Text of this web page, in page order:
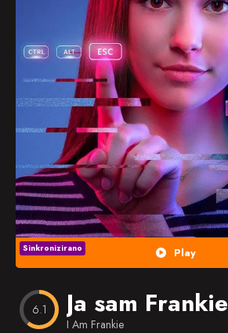
Popularno
Nasumično
Favorites
Play
Sinkronizirano
6.1 Ja sam Frankie
I Am Frankie